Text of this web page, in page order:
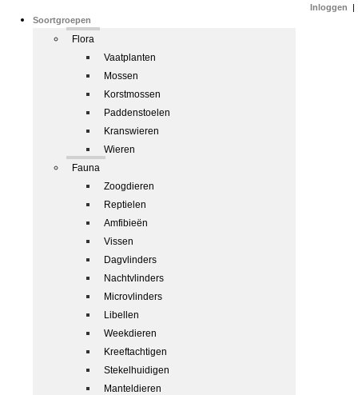
Soortgroepen
Flora
Vaatplanten
Mossen
Korstmossen
Paddenstoelen
Kranswieren
Wieren
Fauna
Zoogdieren
Reptielen
Amfibieën
Vissen
Dagvlinders
Nachtvlinders
Microvlinders
Libellen
Weekdieren
Kreeftachtigen
Stekelhuidigen
Manteldieren
Inloggen |